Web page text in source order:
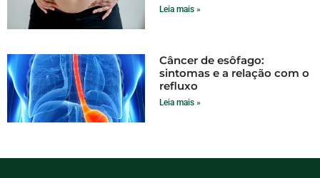
Leia mais »
Câncer de esôfago:
sintomas e a relação com o
refluxo
Leia mais »